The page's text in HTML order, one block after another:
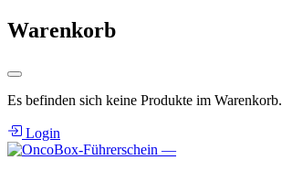
Warenkorb
Es befinden sich keine Produkte im Warenkorb.
Login